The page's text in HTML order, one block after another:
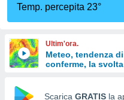
di
Web
le
Temp. percepita 23°
Ultim'ora.
Meteo, tendenza
conferme, la
Scarica GRATIS la